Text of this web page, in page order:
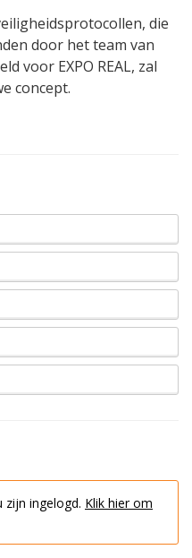
die
door het team van
voor EXPO REAL, zal
concept.
ingelogd. Klik hier om